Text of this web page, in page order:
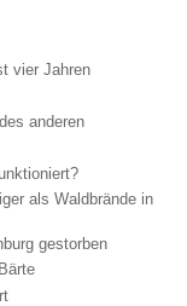
vier Jahren
anderen
als Waldbrände in
gestorben